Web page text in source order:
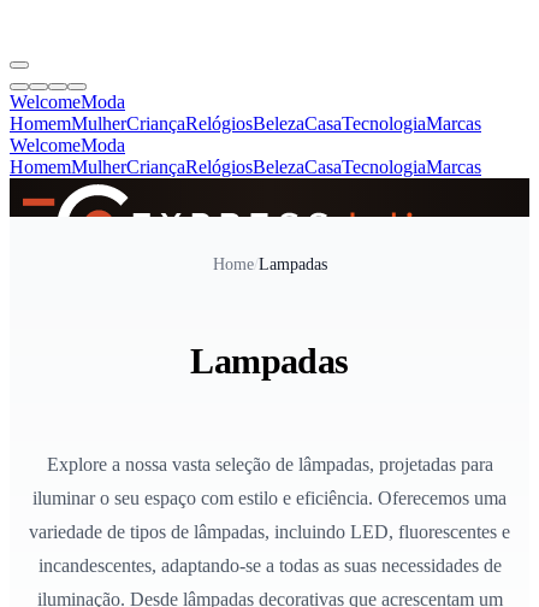
WelcomeModa
HomemMulherCriançaRelógiosBelezaCasaTecnologiaMarcas
WelcomeModa
HomemMulherCriançaRelógiosBelezaCasaTecnologiaMarcas
Home/Lampadas
Lampadas
Explore a nossa vasta seleção de lâmpadas, projetadas para
iluminar o seu espaço com estilo e eficiência. Oferecemos uma
variedade de tipos de lâmpadas, incluindo LED, fluorescentes e
incandescentes, adaptando-se a todas as suas necessidades de
iluminação. Desde lâmpadas decorativas que acrescentam um